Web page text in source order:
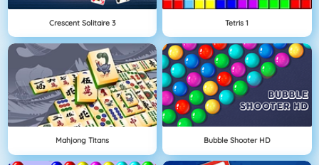
Crescent Solitaire 3 Tetris 1
Mahjong Titans Bubble Shooter HD